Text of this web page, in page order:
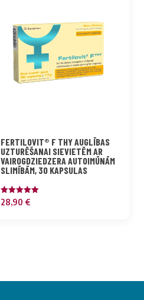
FERTILOVIT® F THY AUGLĪBAS
UZTURĒŠANAI SIEVIETĒM AR
VAIROGDZIEDZERA AUTOIMŪNĀM
SLIMĪBĀM, 30 KAPSULAS
Novērtēts
ar
28,90 €